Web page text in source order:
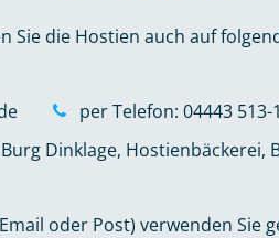
Sie die Hostien auch auf
per Telefon: 04443 513-
Dinklage, Hostienbäckerei,
oder Post) verwenden Sie